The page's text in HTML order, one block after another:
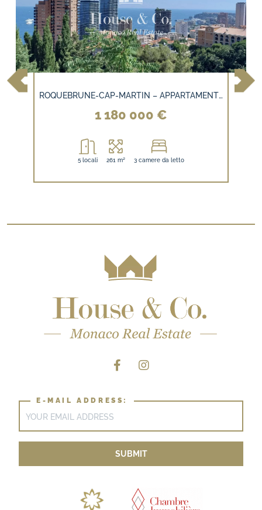
ROQUEBRUNE-CAP-MARTIN – APPARTAMENTO RISTRUTTURATO CON AMPI TERRAZZI E VISTA PANORAMICA SU MONACO
1 180 000 €
5 locali 261 m² 3 camere da letto
E-MAIL ADDRESS: